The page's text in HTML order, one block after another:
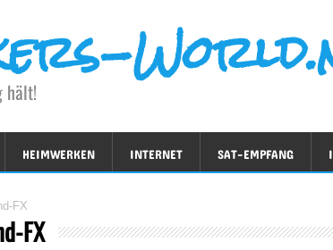
hält!
HEIMWERKEN INTERNET SAT-EMPFANG
FX
FX